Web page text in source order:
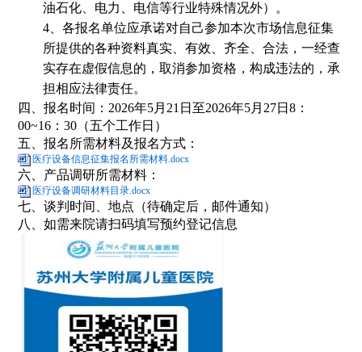
油石化、电力、电信等行业特殊情况外）。
4、各报名单位应承诺对自己参加本次市场信息征集
所提供的各种资料真实、有效、齐全、合法，一经查
实存在虚假信息的，取消参加资格，构成违法的，承
担相应法律责任。
四、报名时间：2026年5月21日至2026年5月27日8：
00~16：30（五个工作日）
五、报名所需材料及报名方式：
医疗设备信息征集报名所需材料.docx
六、产品调研所需材料：
医疗设备调研材料目录.docx
七、谈判时间、地点（待确定后，邮件通知）
八、如需来院请扫码填写预约登记信息